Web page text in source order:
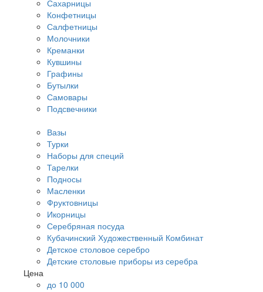
Сахарницы
Конфетницы
Салфетницы
Молочники
Креманки
Кувшины
Графины
Бутылки
Самовары
Подсвечники
Вазы
Турки
Наборы для специй
Тарелки
Подносы
Масленки
Фруктовницы
Икорницы
Серебряная посуда
Кубачинский Художественный Комбинат
Детское столовое серебро
Детские столовые приборы из серебра
Цена
до 10 000